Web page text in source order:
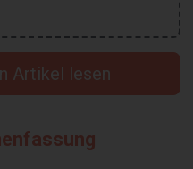
Artikel lesen